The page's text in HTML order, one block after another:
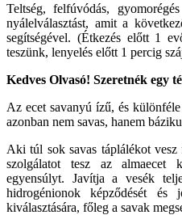
Teltség, felfúvódás,
nyálelválasztást, amit a
segítségével. (Étkezés előtt 1
teszünk, lenyelés előtt 1 percig
Kedves Olvasó! Szeretnék egy
Az ecet savanyú ízű, és
azonban nem savas, hanem
Aki túl sok savas táplálékot
szolgálatot tesz az almaecet
egyensúlyt. Javítja a vesék
hidrogénionok képződését
kiválasztására, főleg a savak